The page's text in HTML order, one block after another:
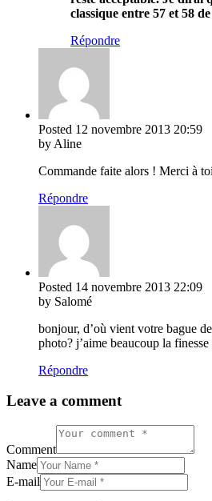
classique entre 57 et 58
Répondre
Posted 12 novembre 2013 20:59
by Aline
Commande faite alors ! Merci à toi
Répondre
Posted 14 novembre 2013 22:09
by Salomé
bonjour, d’où vient votre bague
photo? j’aime beaucoup la finesse
Répondre
Leave a comment
Comment
Name
E-mail